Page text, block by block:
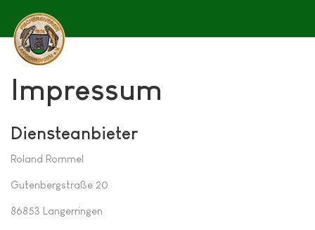
Impressum
Diensteanbieter
Roland Rommel
Gutenbergstraße 20
86853 Langerringen